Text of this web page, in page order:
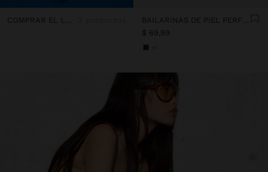
COMPRAR EL LOOK
BAILARINAS DE PIEL PERFORADA
$ 69,99